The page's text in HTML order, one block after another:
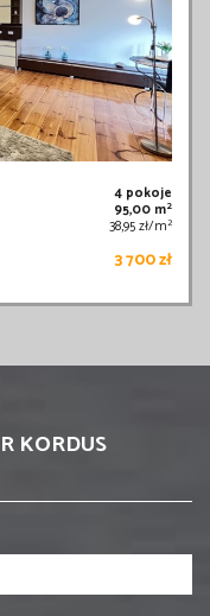
4 pokoje
95,00 m2
38,95 zł/m2
3 700 zł
KORDUS